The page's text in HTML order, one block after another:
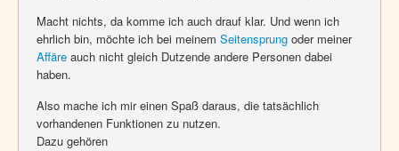
Macht nichts, da komme ich auch drauf klar. Und wenn ich
ehrlich bin, möchte ich bei meinem Seitensprung oder meiner
Affäre auch nicht gleich Dutzende andere Personen dabei
haben.
Also mache ich mir einen Spaß daraus, die tatsächlich
vorhandenen Funktionen zu nutzen.
Dazu gehören